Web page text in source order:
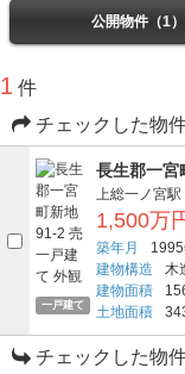
公開物件（1）
1 件
チェックした物
一戸建て
長生郡一宮
上総一ノ宮駅
1,500万
築年月
建物構造
木
建物面積
土地面積
チェックした物